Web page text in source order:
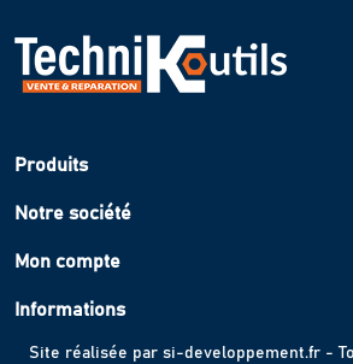
Produits
Notre société
Mon compte
Informations
Site réalisée par si-developpement.fr -